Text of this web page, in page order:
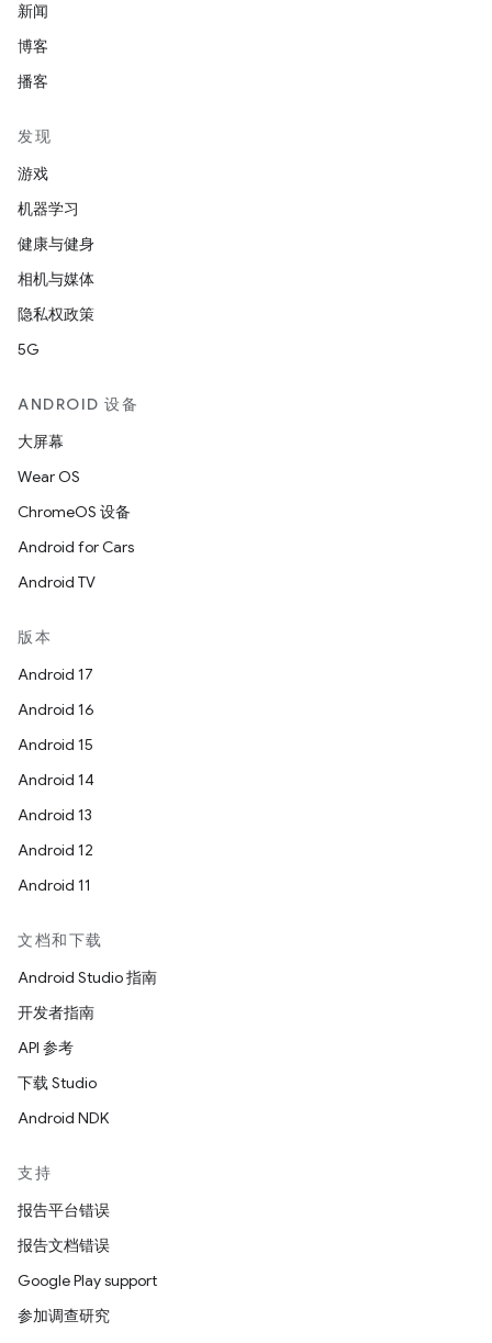
新闻
博客
播客
发现
游戏
机器学习
健康与健身
相机与媒体
隐私权政策
5G
ANDROID 设备
大屏幕
Wear OS
ChromeOS 设备
Android for Cars
Android TV
版本
Android 17
Android 16
Android 15
Android 14
Android 13
Android 12
Android 11
文档和下载
Android Studio 指南
开发者指南
API 参考
下载 Studio
Android NDK
支持
报告平台错误
报告文档错误
Google Play support
参加调查研究